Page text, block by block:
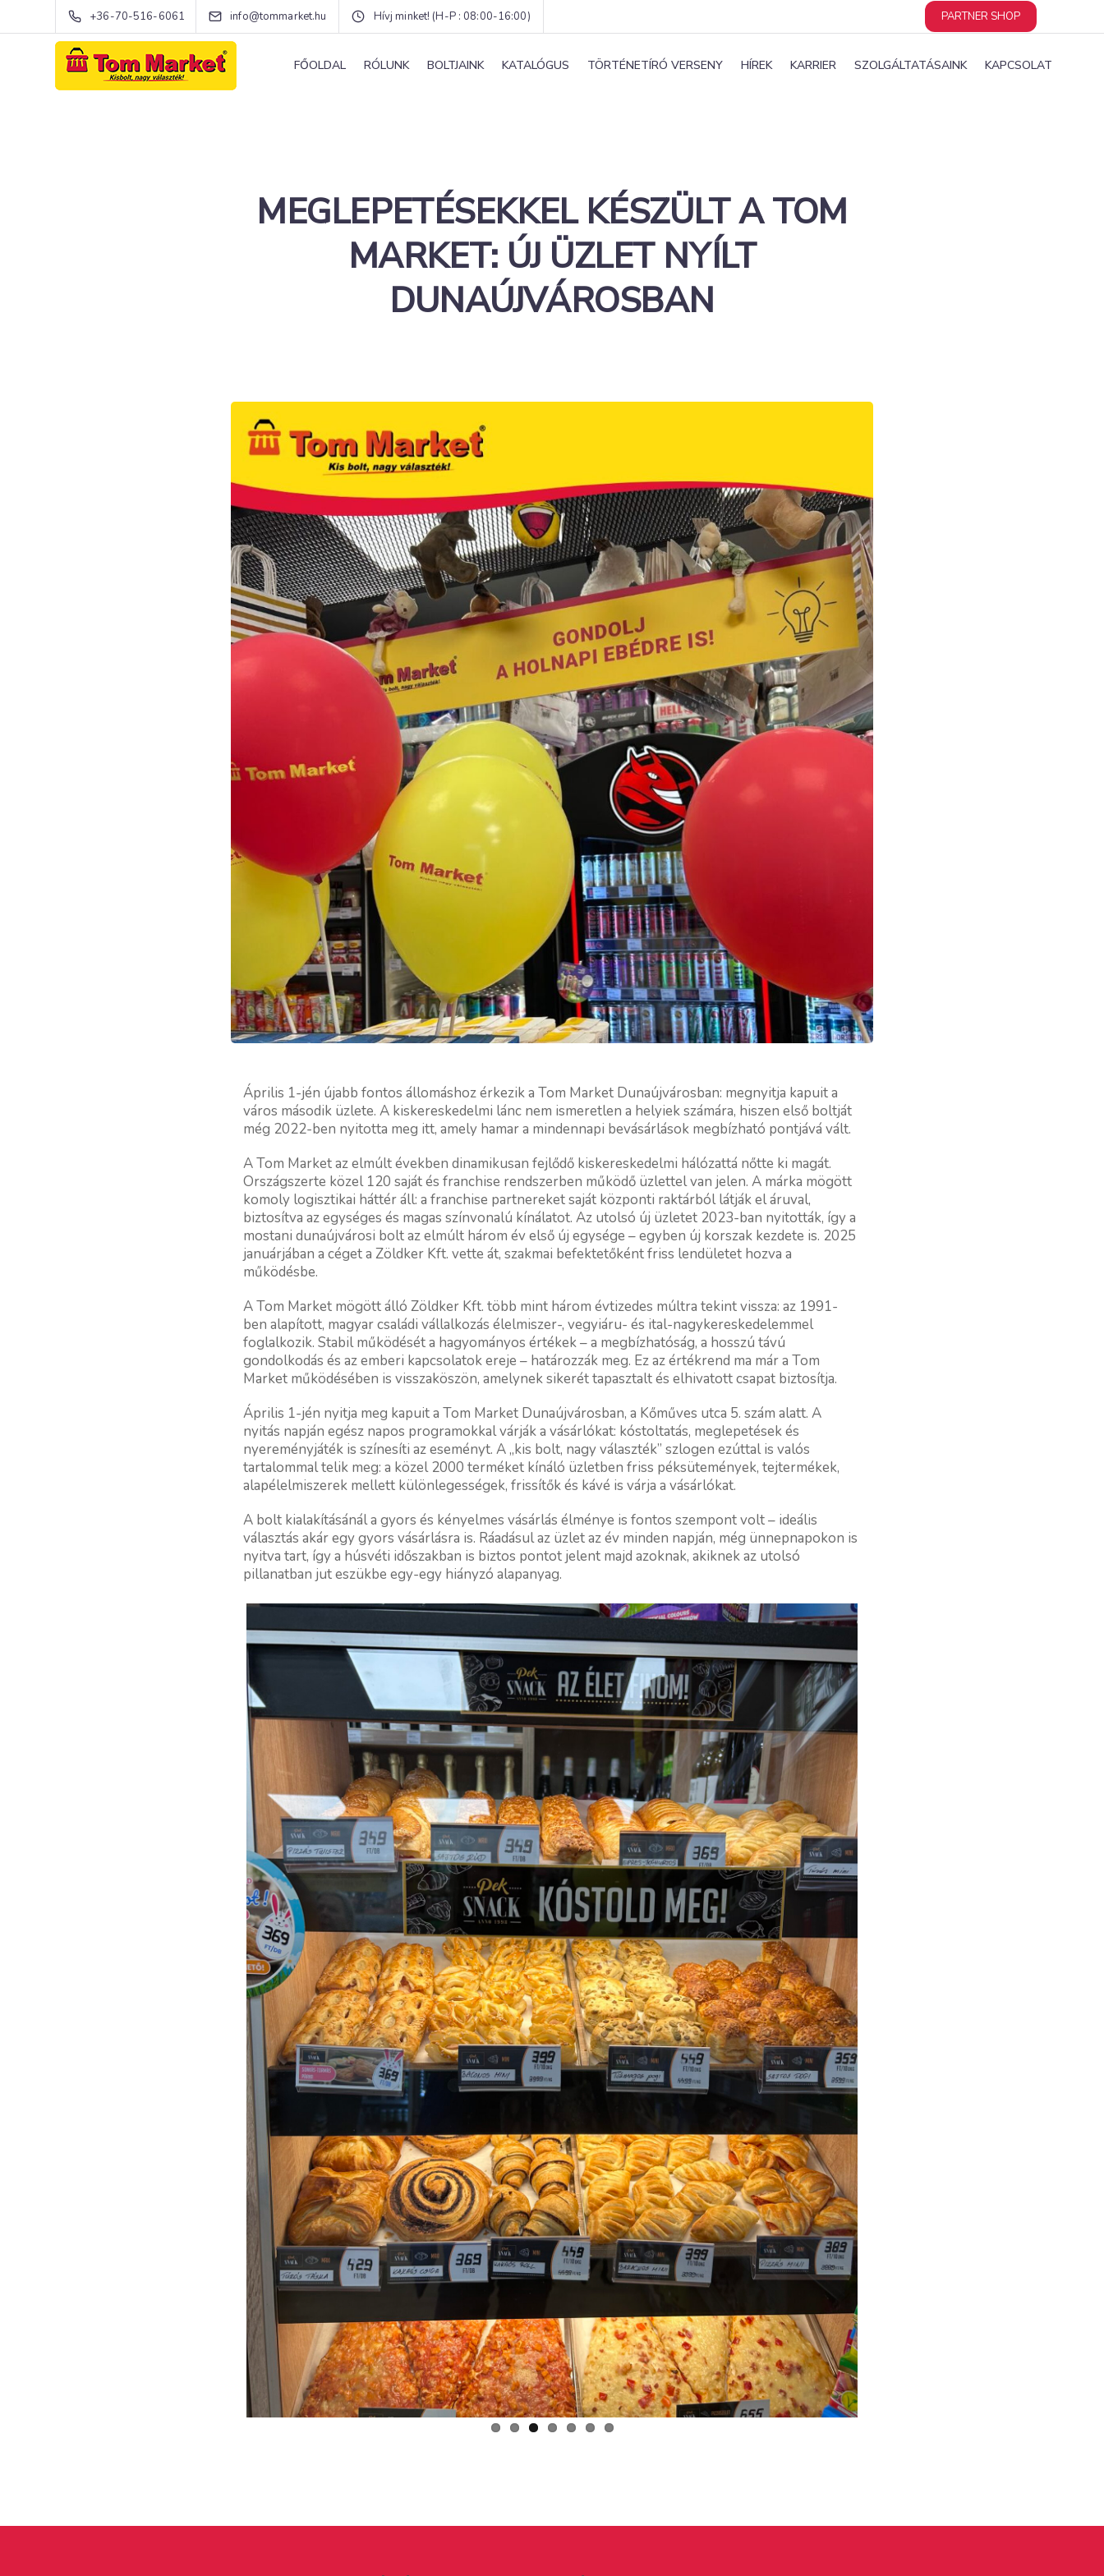
+36-70-516-6061 info@tommarket.hu Hívj minket! (H-P : 08:00-16:00) PARTNER SHOP
FŐOLDAL RÓLUNK BOLTJAINK KATALÓGUS TÖRTÉNETÍRÓ VERSENY HÍREK KARRIER SZOLGÁLTATÁSAINK KAPCSOLAT
MEGLEPETÉSEKKEL KÉSZÜLT A TOM
MARKET: ÚJ ÜZLET NYÍLT
DUNAÚJVÁROSBAN
Április 1-jén újabb fontos állomáshoz érkezik a Tom Market Dunaújvárosban: megnyitja kapuit a
város második üzlete. A kiskereskedelmi lánc nem ismeretlen a helyiek számára, hiszen első boltját
még 2022-ben nyitotta meg itt, amely hamar a mindennapi bevásárlások megbízható pontjává vált.
A Tom Market az elmúlt években dinamikusan fejlődő kiskereskedelmi hálózattá nőtte ki magát.
Országszerte közel 120 saját és franchise rendszerben működő üzlettel van jelen. A márka mögött
komoly logisztikai háttér áll: a franchise partnereket saját központi raktárból látják el áruval,
biztosítva az egységes és magas színvonalú kínálatot. Az utolsó új üzletet 2023-ban nyitották, így a
mostani dunaújvárosi bolt az elmúlt három év első új egysége – egyben új korszak kezdete is. 2025
januárjában a céget a Zöldker Kft. vette át, szakmai befektetőként friss lendületet hozva a
működésbe.
A Tom Market mögött álló Zöldker Kft. több mint három évtizedes múltra tekint vissza: az 1991-
ben alapított, magyar családi vállalkozás élelmiszer-, vegyiáru- és ital-nagykereskedelemmel
foglalkozik. Stabil működését a hagyományos értékek – a megbízhatóság, a hosszú távú
gondolkodás és az emberi kapcsolatok ereje – határozzák meg. Ez az értékrend ma már a Tom
Market működésében is visszaköszön, amelynek sikerét tapasztalt és elhivatott csapat biztosítja.
Április 1-jén nyitja meg kapuit a Tom Market Dunaújvárosban, a Kőműves utca 5. szám alatt. A
nyitás napján egész napos programokkal várják a vásárlókat: kóstoltatás, meglepetések és
nyereményjáték is színesíti az eseményt. A „kis bolt, nagy választék” szlogen ezúttal is valós
tartalommal telik meg: a közel 2000 terméket kínáló üzletben friss péksütemények, tejtermékek,
alapélelmiszerek mellett különlegességek, frissítők és kávé is várja a vásárlókat.
A bolt kialakításánál a gyors és kényelmes vásárlás élménye is fontos szempont volt – ideális
választás akár egy gyors vásárlásra is. Ráadásul az üzlet az év minden napján, még ünnepnapokon is
nyitva tart, így a húsvéti időszakban is biztos pontot jelent majd azoknak, akiknek az utolsó
pillanatban jut eszükbe egy-egy hiányzó alapanyag.